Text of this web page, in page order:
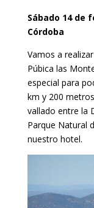
Sábado 14 de
Córdoba
Vamos a
Púbica las
especial para
km y 200
vallado entre la
Parque Natural
nuestro hotel.